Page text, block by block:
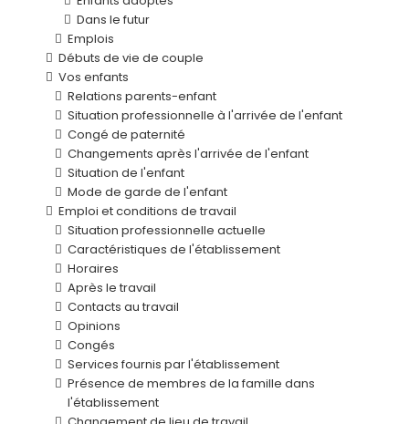
Dans le futur
Emplois
Débuts de vie de couple
Vos enfants
Relations parents-enfant
Situation professionnelle à l'arrivée de l'enfant
Congé de paternité
Changements après l'arrivée de l'enfant
Situation de l'enfant
Mode de garde de l'enfant
Emploi et conditions de travail
Situation professionnelle actuelle
Caractéristiques de l'établissement
Horaires
Après le travail
Contacts au travail
Opinions
Congés
Services fournis par l'établissement
Présence de membres de la famille dans
l'établissement